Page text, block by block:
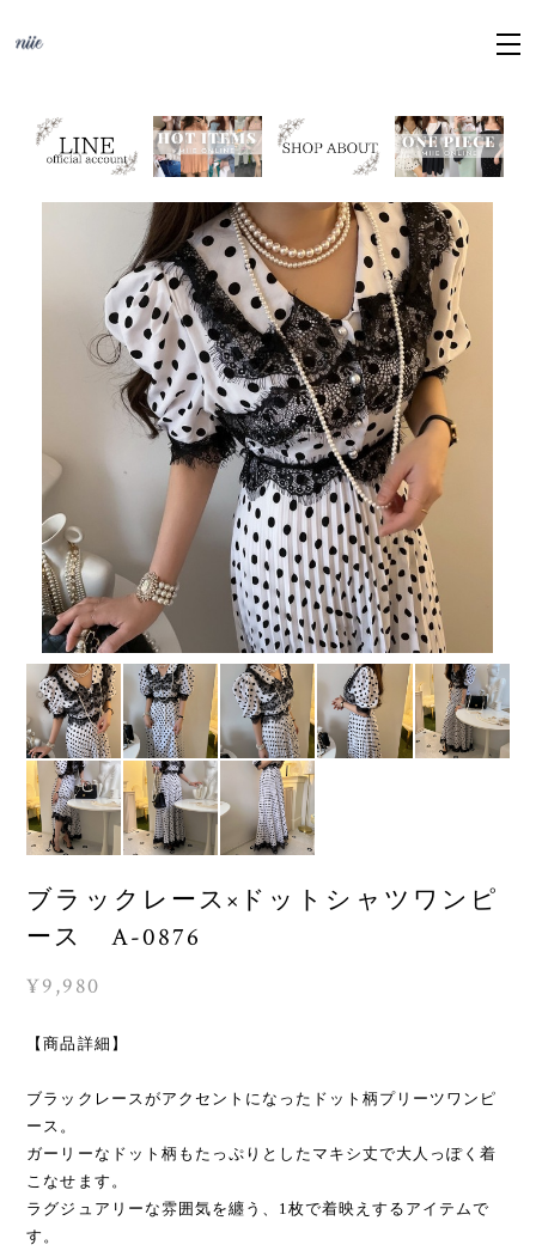
ブラックレース×ドットシャツワンピ
ース A-0876
¥9,980
【商品詳細】
ブラックレースがアクセントになったドット柄プリーツワンピ
ース。
ガーリーなドット柄もたっぷりとしたマキシ丈で大人っぽく着
こなせます。
ラグジュアリーな雰囲気を纏う、1枚で着映えするアイテムで
す。